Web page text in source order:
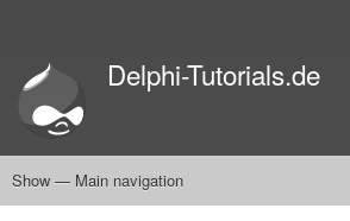
main
content
account
menu
Delphi-Tutorials.de
Main
Show — Main navigation